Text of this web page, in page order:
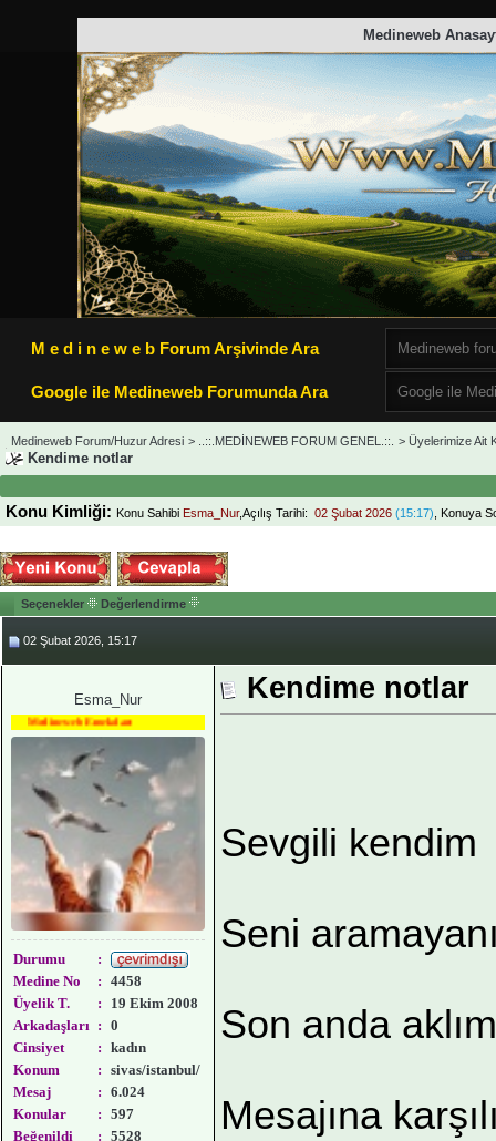
Medineweb
M e d i n e w e b Forum Arşivinde Ara
Google ile Medineweb Forumunda Ara
Medineweb Forum/Huzur Adresi > ..::.MEDİNEWEB FORUM GENEL.::. > Üyelerimize Ait
Kendime notlar
Konu Kimliği: Konu Sahibi Esma_Nur,Açılış Tarihi: 02 Şubat 2026 (15:17) , Konuya
Seçenekler Değerlendirme
02 Şubat 2026, 15:17
Esma_Nur
Medineweb Emekdarı
Durumu
:
Medine No
: 4458
Üyelik T.
:
19 Ekim 2008
Arkadaşları : 0
Cinsiyet
: kadın
Konum
: sivas/istanbul/
Mesaj
: 6.024
Konular
: 597
Beğenildi
: 5528
Kendime notlar
Sevgili kendim
Seni
Son anda
Mesajına